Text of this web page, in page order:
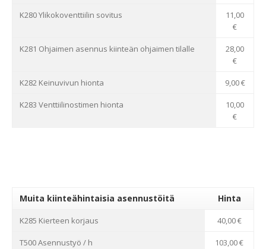
K280 Ylikokoventtiilin sovitus
11,00
€
K281 Ohjaimen asennus kiinteän ohjaimen tilalle
28,00
€
K282 Keinuvivun hionta 9,00 €
K283 Venttiilinostimen hionta
10,00
€
Muita kiinteähintaisia asennustöitä Hinta
K285 Kierteen korjaus 40,00 €
T500 Asennustyö / h 103,00 €